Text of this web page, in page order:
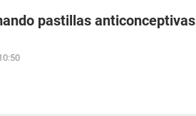
pastillas anticonceptivas